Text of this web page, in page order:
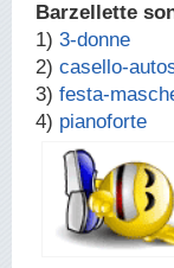
Barzellette
1) 3-donne
2) casello-
3) festa-
4) pianoforte